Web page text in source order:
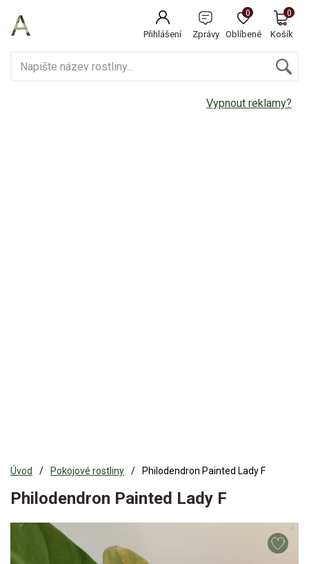
Přihlášení Zprávy Oblíbené
0
Košík
0
Vypnout reklamy?
Úvod Pokojové rostliny Philodendron Painted Lady F
Philodendron Painted Lady F